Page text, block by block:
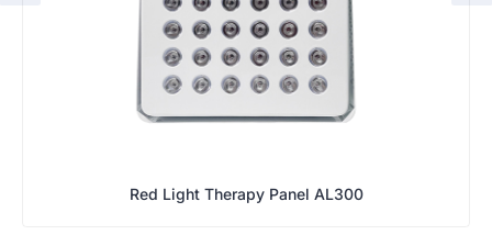
Red Light Therapy Panel AL300